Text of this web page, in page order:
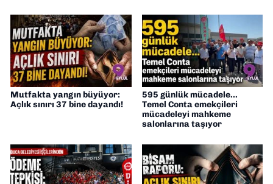
Mutfakta yangın büyüyor:
Açlık sınırı 37 bine dayandı!
595 günlük mücadele...
Temel Conta emekçileri
mücadeleyi mahkeme
salonlarına taşıyor